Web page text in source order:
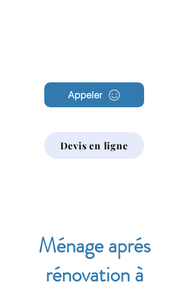
Appeler
Devis en ligne
Ménage aprés
rénovation à